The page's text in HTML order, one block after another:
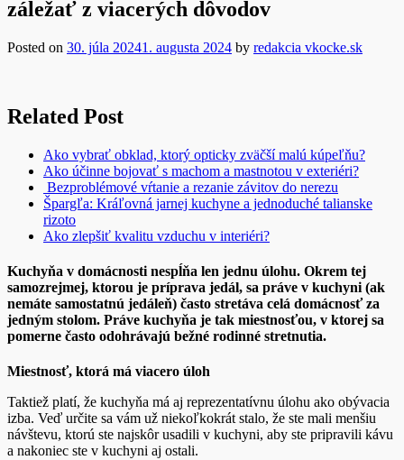
záležať z viacerých dôvodov
Posted on 30. júla 20241. augusta 2024 by redakcia vkocke.sk
Related Post
Ako vybrať obklad, ktorý opticky zväčší malú kúpeľňu?
Ako účinne bojovať s machom a mastnotou v exteriéri?
Bezproblémové vŕtanie a rezanie závitov do nerezu
Špargľa: Kráľovná jarnej kuchyne a jednoduché talianske
rizoto
Ako zlepšiť kvalitu vzduchu v interiéri?
Kuchyňa v domácnosti nespĺňa len jednu úlohu. Okrem tej
samozrejmej, ktorou je príprava jedál, sa práve v kuchyni (ak
nemáte samostatnú jedáleň) často stretáva celá domácnosť za
jedným stolom. Práve kuchyňa je tak miestnosťou, v ktorej sa
pomerne často odohrávajú bežné rodinné stretnutia.
Miestnosť, ktorá má viacero úloh
Taktiež platí, že kuchyňa má aj reprezentatívnu úlohu ako obývacia
izba. Veď určite sa vám už niekoľkokrát stalo, že ste mali menšiu
návštevu, ktorú ste najskôr usadili v kuchyni, aby ste pripravili kávu
a nakoniec ste v kuchyni aj ostali.